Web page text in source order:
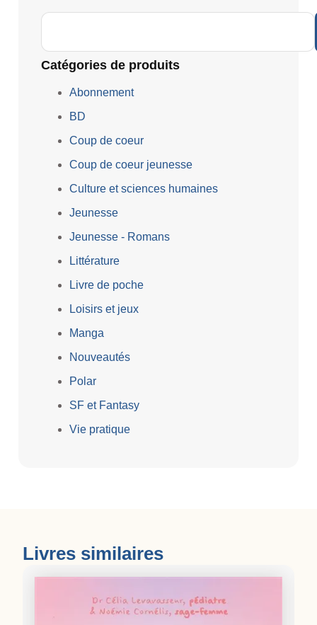
Catégories de produits
Abonnement
BD
Coup de coeur
Coup de coeur jeunesse
Culture et sciences humaines
Jeunesse
Jeunesse - Romans
Littérature
Livre de poche
Loisirs et jeux
Manga
Nouveautés
Polar
SF et Fantasy
Vie pratique
Livres similaires